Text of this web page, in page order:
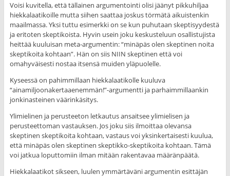
Voisi kuvitella, että tällainen argumentointi olisi jäänyt pikkuhiljaa
hiekkalaatikoille mutta siihen saattaa joskus törmätä aikuistenkin
maailmassa. Yksi tuttu esimerkki on se kun puhutaan skeptisyydestä
ja eritoten skeptikoista. Hyvin usein joku keskusteluun osallistujista
heittää kuuluisan meta-argumentin: “minäpäs olen skeptinen noita
skeptikoita kohtaan”. Hän on siis NIIN skeptinen että voi
omahyväisesti nostaa itsensä muiden yläpuolelle.
Kyseessä on pahimmillaan hiekkalaatikolle kuuluva
“ainamiljoonakertaaenemmän!”-argumentti ja parhaimmillaankin
jonkinasteinen väärinkäsitys.
Ylimielinen ja perusteeton letkautus ansaitsee ylimielisen ja
perusteettoman vastauksen. Jos joku siis ilmoittaa olevansa
skeptinen skeptikoita kohtaan, vastaus voi yksinkertaisesti kuulua,
että minäpäs olen skeptinen skeptikko-skeptikoita kohtaan. Tämä
voi jatkua loputtomiin ilman mitään rakentavaa määränpäätä.
Hiekkalaatikot sikseen, luulen ymmärtäväni argumentin esittäjän